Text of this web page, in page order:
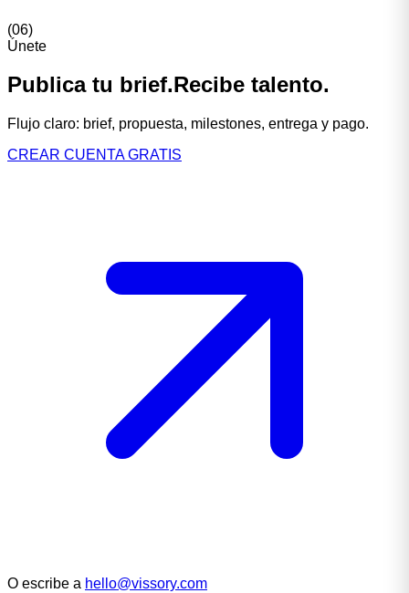
(06)
Únete
Publica tu brief.Recibe talento.
Flujo claro: brief, propuesta, milestones, entrega y pago.
CREAR CUENTA GRATIS
O escribe a hello@vissory.com